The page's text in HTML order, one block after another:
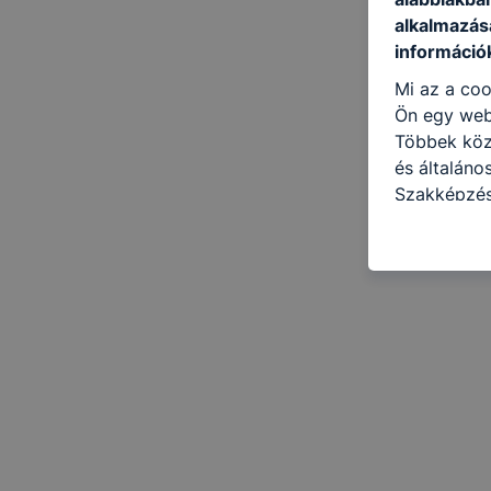
Mi az a
Ön egy
Többek
és
célokból
a
használja
Hogyan
általában
tétele, a